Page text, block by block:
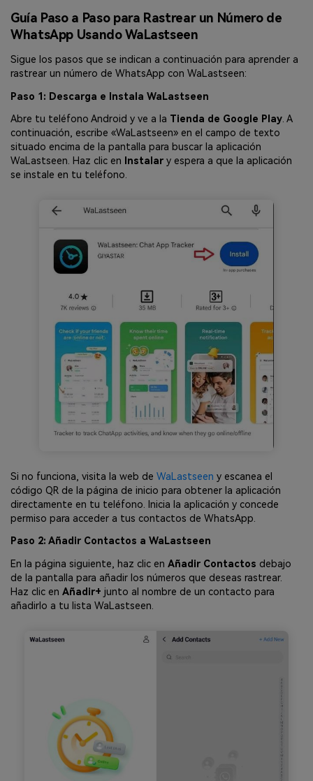
Guía Paso a Paso para Rastrear un Número de
WhatsApp Usando WaLastseen
Sigue los pasos que se indican a continuación para aprender a
rastrear un número de WhatsApp con WaLastseen:
Paso 1: Descarga e Instala WaLastseen
Abre tu teléfono Android y ve a la Tienda de Google Play. A
continuación, escribe «WaLastseen» en el campo de texto
situado encima de la pantalla para buscar la aplicación
WaLastseen. Haz clic en
Instalar y espera a que la aplicación
se instale en tu teléfono.
Si no funciona, visita la web de WaLastseen y escanea el
código QR de la página de inicio para obtener la aplicación
directamente en tu teléfono. Inicia la aplicación y concede
permiso para acceder a tus contactos de WhatsApp.
Paso 2: Añadir Contactos a WaLastseen
En la página siguiente, haz clic en Añadir Contactos debajo
de la pantalla para añadir los números que deseas rastrear.
Haz clic en Añadir+ junto al nombre de un contacto para
añadirlo a tu lista WaLastseen.